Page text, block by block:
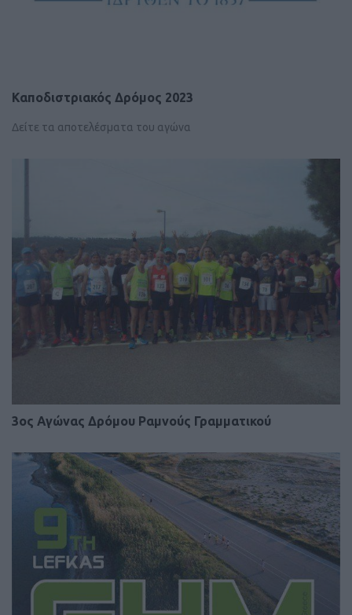
Καποδιστριακός Δρόμος 2023
Δείτε τα αποτελέσματα του αγώνα
3ος Αγώνας Δρόμου Ραμνούς Γραμματικού